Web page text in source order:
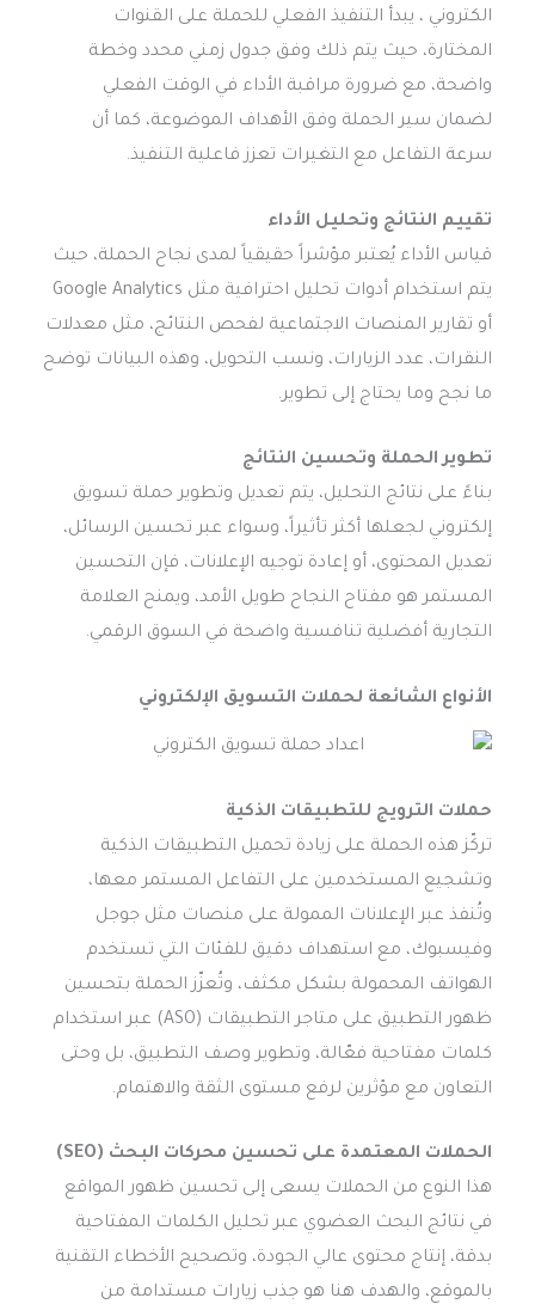
الكتروني ، يبدأ التنفيذ الفعلي للحملة على القنوات
المختارة، حيث يتم ذلك وفق جدول زمني محدد وخطة
واضحة، مع ضرورة مراقبة الأداء في الوقت الفعلي
لضمان سير الحملة وفق الأهداف الموضوعة، كما أن
سرعة التفاعل مع التغيرات تعزز فاعلية التنفيذ.
تقييم النتائج وتحليل الأداء
قياس الأداء يُعتبر مؤشراً حقيقياً لمدى نجاح الحملة، حيث
يتم استخدام أدوات تحليل احترافية مثل Google Analytics
أو تقارير المنصات الاجتماعية لفحص النتائج، مثل معدلات
النقرات، عدد الزيارات، ونسب التحويل، وهذه البيانات توضح
ما نجح وما يحتاج إلى تطوير.
تطوير الحملة وتحسين النتائج
بناءً على نتائج التحليل، يتم تعديل وتطوير حملة تسويق
إلكتروني لجعلها أكثر تأثيراً، وسواء عبر تحسين الرسائل،
تعديل المحتوى، أو إعادة توجيه الإعلانات، فإن التحسين
المستمر هو مفتاح النجاح طويل الأمد، ويمنح العلامة
التجارية أفضلية تنافسية واضحة في السوق الرقمي.
الأنواع الشائعة لحملات التسويق الإلكتروني
حملات الترويج للتطبيقات الذكية
تركّز هذه الحملة على زيادة تحميل التطبيقات الذكية
وتشجيع المستخدمين على التفاعل المستمر معها،
وتُنفذ عبر الإعلانات الممولة على منصات مثل جوجل
وفيسبوك، مع استهداف دقيق للفئات التي تستخدم
الهواتف المحمولة بشكل مكثف، وتُعزّز الحملة بتحسين
ظهور التطبيق على متاجر التطبيقات (ASO) عبر استخدام
كلمات مفتاحية فعّالة، وتطوير وصف التطبيق، بل وحتى
التعاون مع مؤثرين لرفع مستوى الثقة والاهتمام.
الحملات المعتمدة على تحسين محركات البحث (SEO)
هذا النوع من الحملات يسعى إلى تحسين ظهور المواقع
في نتائج البحث العضوي عبر تحليل الكلمات المفتاحية
بدقة، إنتاج محتوى عالي الجودة، وتصحيح الأخطاء التقنية
بالموقع، والهدف هنا هو جذب زيارات مستدامة من